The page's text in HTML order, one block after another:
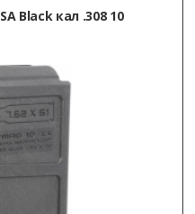
Black кал .308 10